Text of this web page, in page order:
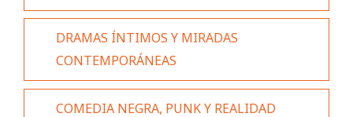
DRAMAS ÍNTIMOS Y MIRADAS
CONTEMPORÁNEAS
COMEDIA NEGRA, PUNK Y REALIDAD